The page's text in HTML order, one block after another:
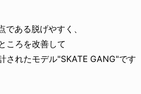
である脱げやすく、
ころを改善して
されたモデル"SKATE GANG"です